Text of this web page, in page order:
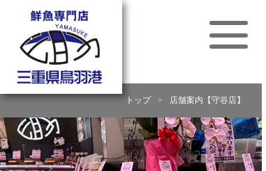
トップ > 店舗案内【守谷店】